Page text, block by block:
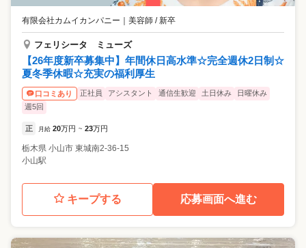
有限会社カムイカンパニー ｜ 美容師 / 新卒
フェリシータ ミューズ
【26年度新卒募集中】年間休日高水準☆完全週休2日制☆
夏冬季休暇☆充実の福利厚生
口コミあり 正社員 アシスタント 通信生歓迎 土日休み
日曜休み
週5回
正 月給 20万円 ~ 23万円
栃木県 小山市 東城南2-36-15
小山駅
キープする 応募画面へ進む